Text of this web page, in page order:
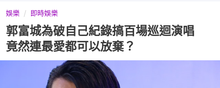
娛樂 即時娛樂
郭富城為破自己紀錄搞百場巡迴演唱
竟然連最愛都可以放棄？